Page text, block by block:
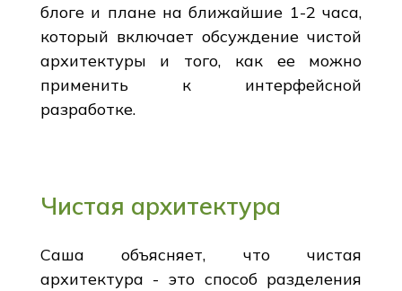
блоге и плане на ближайшие 1-2 часа,
который включает обсуждение чистой
архитектуры и того, как ее можно
применить к интерфейсной
разработке.
Чистая архитектура
Саша объясняет, что чистая
архитектура - это способ разделения